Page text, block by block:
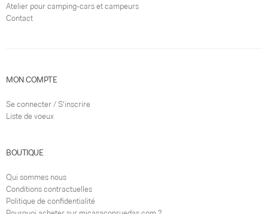
Atelier pour camping-cars et campeurs
Contact
MON COMPTE
Se connecter / S'inscrire
Liste de voeux
BOUTIQUE
Qui sommes nous
Conditions contractuelles
Politique de confidentialité